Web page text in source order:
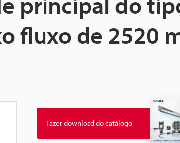
fluxo de 2520
Fazer download do catálogo